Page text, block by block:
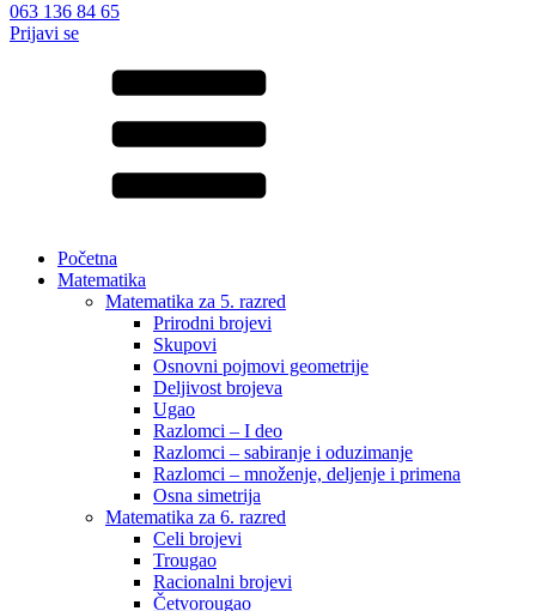
063 136 84 65
Prijavi se
Početna
Matematika
Matematika za 5. razred
Prirodni brojevi
Skupovi
Osnovni pojmovi geometrije
Deljivost brojeva
Ugao
Razlomci – I deo
Razlomci – sabiranje i oduzimanje
Razlomci – množenje, deljenje i primena
Osna simetrija
Matematika za 6. razred
Celi brojevi
Trougao
Racionalni brojevi
Četvorougao